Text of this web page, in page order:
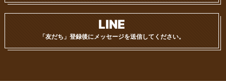
LINE
「友だち」登録後に メッセージを送信してください。